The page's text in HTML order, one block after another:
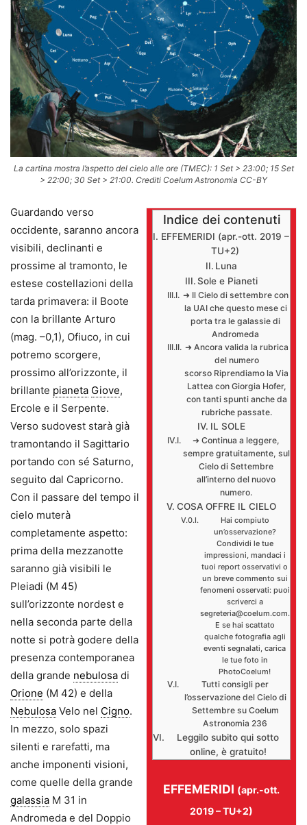
La cartina mostra l’aspetto del cielo alle ore (TMEC): 1 Set > 23:00; 15 Set
> 22:00; 30 Set > 21:00. Crediti Coelum Astronomia CC-BY
Indice dei contenuti
EFFEMERIDI (apr.-ott. 2019 –
TU+2)
Luna
Sole e Pianeti
➜ Il Cielo di settembre con
la UAI che questo mese ci
porta tra le galassie di
Andromeda
➜ Ancora valida la rubrica
del numero
scorso Riprendiamo la Via
Lattea con Giorgia Hofer,
con tanti spunti anche da
rubriche passate.
IL SOLE
➜ Continua a leggere,
sempre gratuitamente, sul
Cielo di Settembre
all’interno del nuovo
numero.
COSA OFFRE IL CIELO
Hai compiuto
un’osservazione?
Condividi le tue
impressioni, mandaci i
tuoi report osservativi o
un breve commento sui
fenomeni osservati: puoi
scriverci a
segreteria@coelum.com.
E se hai scattato
qualche fotografia agli
eventi segnalati, carica
le tue foto in
PhotoCoelum!
Tutti consigli per
l’osservazione del Cielo di
Settembre su Coelum
Astronomia 236
Leggilo subito qui sotto
online, è gratuito!
EFFEMERIDI (apr.-ott.
2019 – TU+2)
Guardando verso
occidente, saranno ancora
visibili, declinanti e
prossime al tramonto, le
estese costellazioni della
tarda primavera: il Boote
con la brillante Arturo
(mag. –0,1), Ofiuco, in cui
potremo scorgere,
prossimo all’orizzonte, il
brillante pianeta Giove,
Ercole e il Serpente.
Verso sudovest starà già
tramontando il Sagittario
portando con sé Saturno,
seguito dal Capricorno.
Con il passare del tempo il
cielo muterà
completamente aspetto:
prima della mezzanotte
saranno già visibili le
Pleiadi (M 45)
sull’orizzonte nordest e
nella seconda parte della
notte si potrà godere della
presenza contemporanea
della grande nebulosa di
Orione (M 42) e della
Nebulosa Velo nel Cigno.
In mezzo, solo spazi
silenti e rarefatti, ma
anche imponenti visioni,
come quelle della grande
galassia M 31 in
Andromeda e del Doppio